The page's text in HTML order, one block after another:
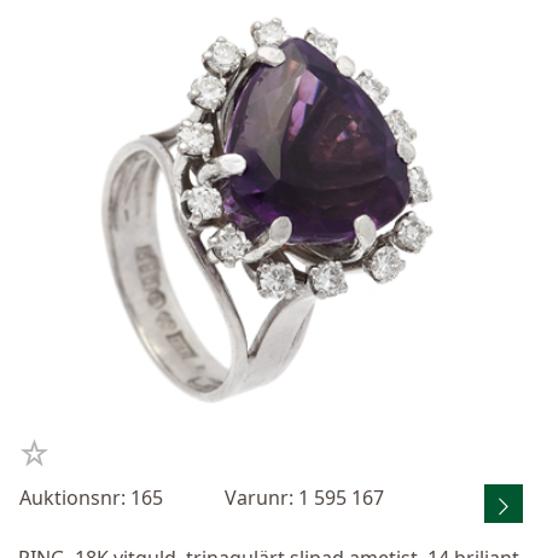
Auktionsnr: 165 Varunr: 1 595 167